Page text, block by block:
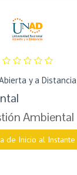
y a Distancia
Ambiental
de Inicio al Instante